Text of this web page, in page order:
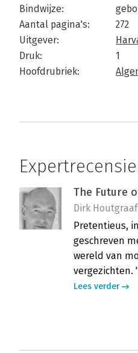
Bindwijze:
Aantal pagina's:
272
Uitgever:
Druk:
1
Hoofdrubriek:
The Future
Dirk
Pretentieus,
geschreven
wereld van
vergezichten.
Lees verder